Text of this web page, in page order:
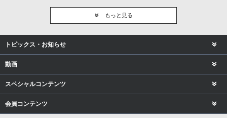
もっと見る
トピックス・お知らせ
動画
スペシャルコンテンツ
会員コンテンツ